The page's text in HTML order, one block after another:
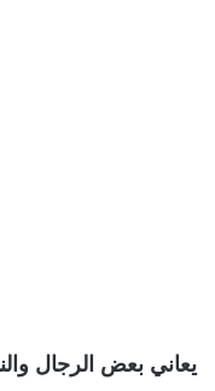
يعاني بعض الرجال